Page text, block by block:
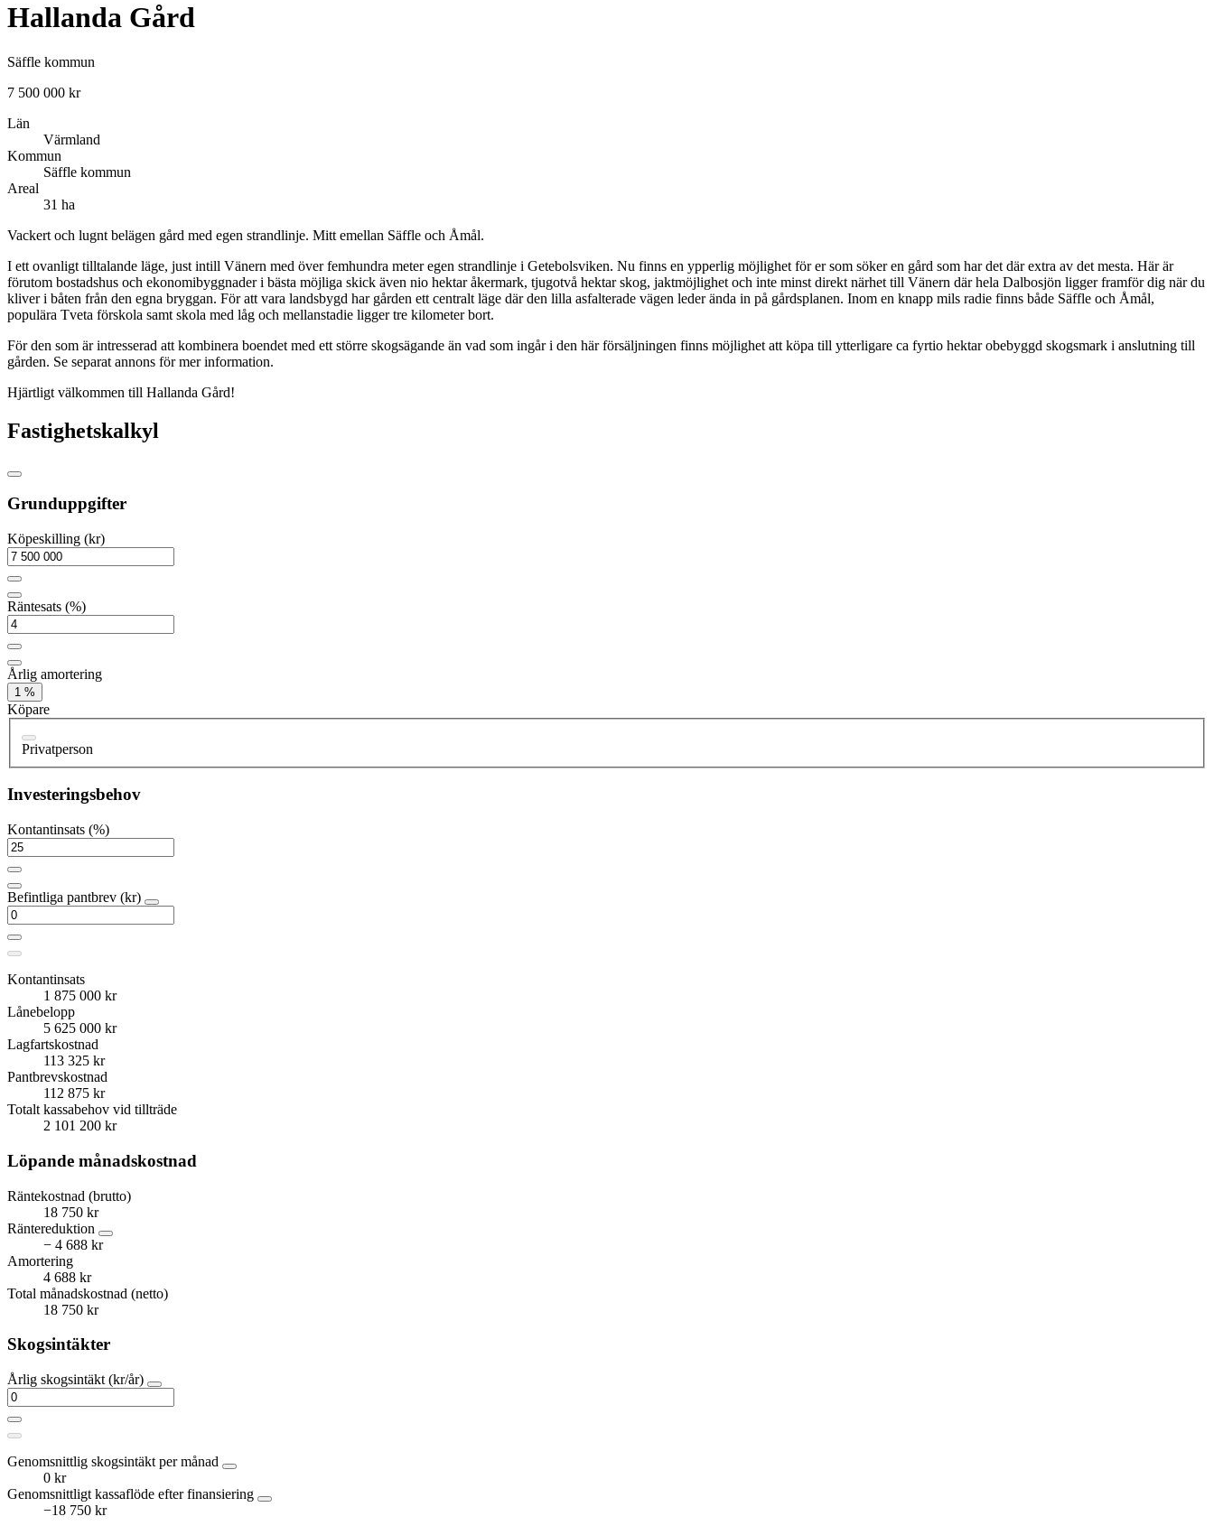
Hallanda Gård
Säffle kommun
7 500 000 kr
Län
Värmland
Kommun
Säffle kommun
Areal
31 ha
Vackert och lugnt belägen gård med egen strandlinje. Mitt emellan Säffle och Åmål.
I ett ovanligt tilltalande läge, just intill Vänern med över femhundra meter egen strandlinje i Getebolsviken. Nu finns en ypperlig möjlighet för er som söker en gård som har det där extra av det mesta. Här är
förutom bostadshus och ekonomibyggnader i bästa möjliga skick även nio hektar åkermark, tjugotvå hektar skog, jaktmöjlighet och inte minst direkt närhet till Vänern där hela Dalbosjön ligger framför dig när du
kliver i båten från den egna bryggan. För att vara landsbygd har gården ett centralt läge där den lilla asfalterade vägen leder ända in på gårdsplanen. Inom en knapp mils radie finns både Säffle och Åmål,
populära Tveta förskola samt skola med låg och mellanstadie ligger tre kilometer bort.
För den som är intresserad att kombinera boendet med ett större skogsägande än vad som ingår i den här försäljningen finns möjlighet att köpa till ytterligare ca fyrtio hektar obebyggd skogsmark i anslutning till
gården. Se separat annons för mer information.
Hjärtligt välkommen till Hallanda Gård!
Fastighetskalkyl
Grunduppgifter
Köpeskilling (kr)
Räntesats (%)
Årlig amortering
1 %
Köpare
Privatperson
Investeringsbehov
Kontantinsats (%)
Befintliga pantbrev (kr)
Kontantinsats
1 875 000 kr
Lånebelopp
5 625 000 kr
Lagfartskostnad
113 325 kr
Pantbrevskostnad
112 875 kr
Totalt kassabehov vid tillträde
2 101 200 kr
Löpande månadskostnad
Räntekostnad (brutto)
18 750 kr
Räntereduktion
− 4 688 kr
Amortering
4 688 kr
Total månadskostnad (netto)
18 750 kr
Skogsintäkter
Årlig skogsintäkt (kr/år)
Genomsnittlig skogsintäkt per månad
0 kr
Genomsnittligt kassaflöde efter finansiering
−18 750 kr